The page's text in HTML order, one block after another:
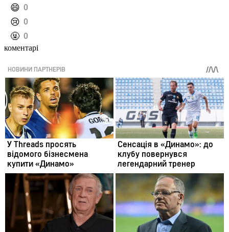
️😄 0
️😢 0
️🤬 0
коментарі